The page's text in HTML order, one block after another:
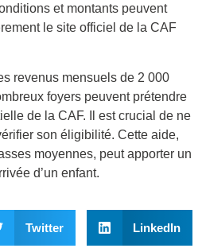
et montants peuvent
le site officiel de la CAF
revenus mensuels de 2 000
foyers peuvent prétendre
de la CAF. Il est crucial de ne
son éligibilité. Cette aide,
moyennes, peut apporter un
d’un enfant.
Twitter LinkedIn